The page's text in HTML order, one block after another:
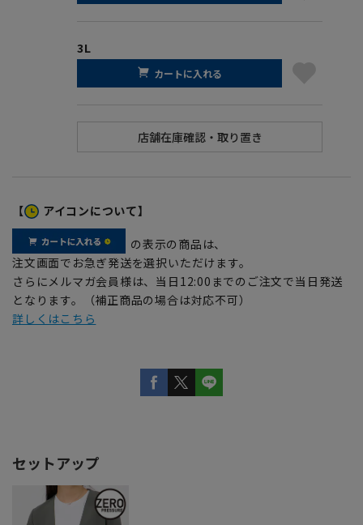
3L
カートに入れる
【 アイコンについて】
の表示の商品は、
注文画面でお急ぎ発送を選択いただけます。
さらにメルマガ会員様は、当日12:00までのご注文で当日発送
となります。（補正商品の場合は対応不可）
詳しくはこちら